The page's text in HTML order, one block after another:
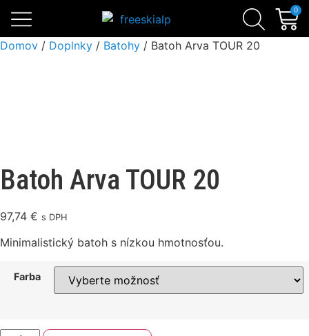
0
Domov / Doplnky / Batohy / Batoh Arva TOUR 20
Batoh Arva TOUR 20
97,74 € s DPH
Minimalistický batoh s nízkou hmotnosťou.
Farba